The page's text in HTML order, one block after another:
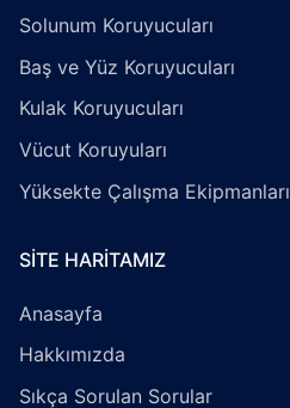
Solunum Koruyucuları
Baş ve Yüz Koruyucuları
Kulak Koruyucuları
Vücut Koruyuları
Yüksekte Çalışma Ekipmanları
SITE HARITAMIZ
Anasayfa
Hakkımızda
Sıkça Sorulan Sorular